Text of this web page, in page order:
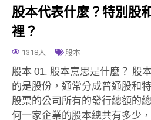
股本代表什麼？特別股
裡？
1318人 股本
股本 01. 股本意思是什麼？ 股
的是股份，通常分成普通股和
股票的公司所有的發行總額的
何一家企業的股本總共有多少